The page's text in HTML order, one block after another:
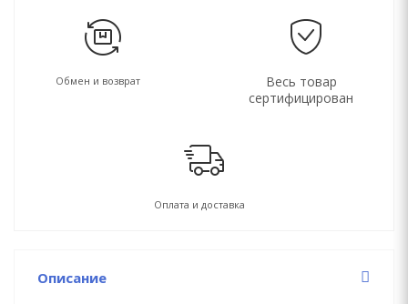
Обмен и возврат
Весь товар
сертифицирован
Оплата и доставка
Описание